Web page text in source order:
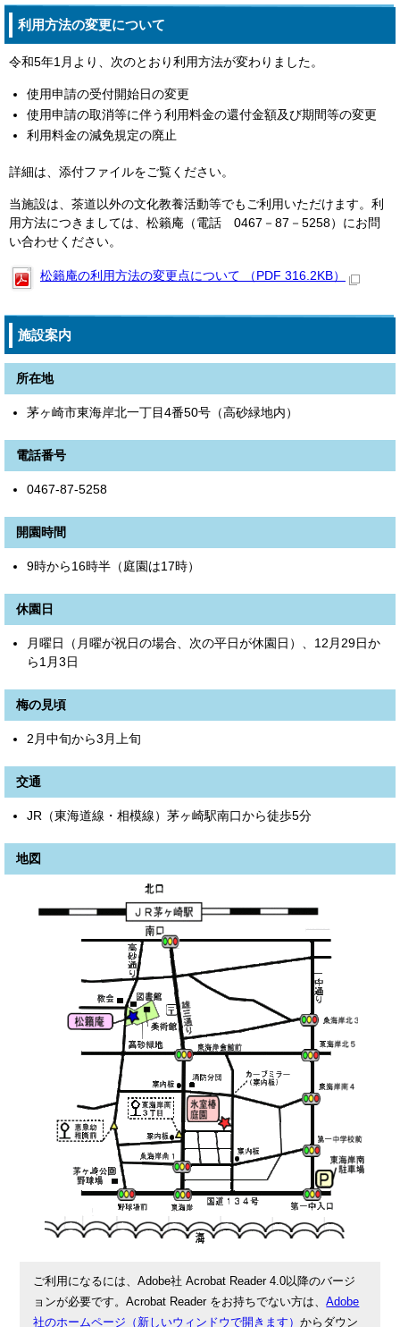
利用方法の変更について
令和5年1月より、次のとおり利用方法が変わりました。
使用申請の受付開始日の変更
使用申請の取消等に伴う利用料金の還付金額及び期間等の変更
利用料金の減免規定の廃止
詳細は、添付ファイルをご覧ください。
当施設は、茶道以外の文化教養活動等でもご利用いただけます。利
用方法につきましては、松籟庵（電話 0467－87－5258）にお問
い合わせください。
松籟庵の利用方法の変更点について （PDF 316.2KB）
施設案内
所在地
茅ヶ崎市東海岸北一丁目4番50号（高砂緑地内）
電話番号
0467-87-5258
開園時間
9時から16時半（庭園は17時）
休園日
月曜日（月曜が祝日の場合、次の平日が休園日）、12月29日か
ら1月3日
梅の見頃
2月中旬から3月上旬
交通
JR（東海道線・相模線）茅ヶ崎駅南口から徒歩5分
地図
ご利用になるには、Adobe社 Acrobat Reader 4.0以降のバージ
ョンが必要です。Acrobat Reader をお持ちでない方は、Adobe
社のホームページ（新しいウィンドウで開きます）からダウン